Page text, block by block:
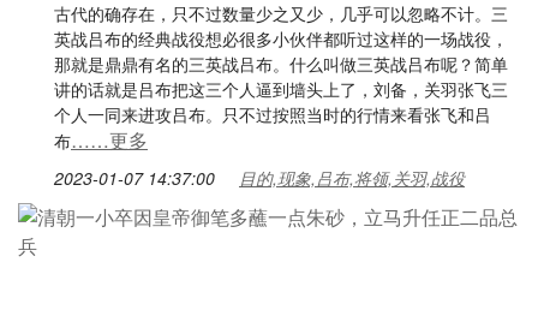
古代的确存在，只不过数量少之又少，几乎可以忽略不计。三
英战吕布的经典战役想必很多小伙伴都听过这样的一场战役，
那就是鼎鼎有名的三英战吕布。什么叫做三英战吕布呢？简单
讲的话就是吕布把这三个人逼到墙头上了，刘备，关羽张飞三
个人一同来进攻吕布。只不过按照当时的行情来看张飞和吕
布……更多
2023-01-07 14:37:00 目的,现象,吕布,将领,关羽,战役